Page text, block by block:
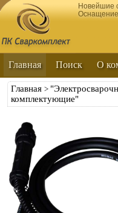
Новейшие
Главная Поиск О
Главная >
комплектующие"